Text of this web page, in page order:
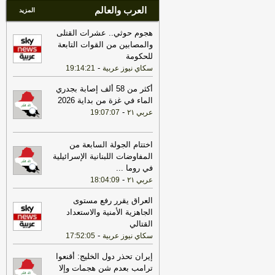
العرب والعالم المزيد
هجوم حوثي.. عشرات القتلى
والمصابين من القوات التابعة
للحكومة
سكاي نيوز عربية -
19:14:21
أكثر من 58 ألف إصابة بجدري
الماء في غزة من بداية 2026
عربي ٢١ -
19:07:07
اختتام الجولة السابعة من
المفاوضات اللبنانية الإسرائيلية
في روما ...
عربي ٢١ -
18:04:09
العراق يقرر رفع مستوى
الجاهزية الأمنية والاستعداد
القتالي
سكاي نيوز عربية -
17:52:05
إيران تحذر دول الخليج: أقنعوا
ترامب بعدم شن هجمات وإلا